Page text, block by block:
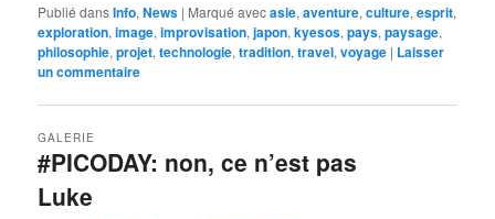
Publié dansInfo,News | Marqué avecasie,aventure,culture,esprit,
exploration,image,improvisation,japon,kyesos,pays,paysage,
philosophie,projet,technologie,tradition,travel,voyage | Laisser
un commentaire
#PICODAY: non, ce n’est pas
Luke
GALERIE